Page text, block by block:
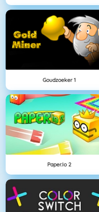
Goudzoeker 1
Paper.io 2